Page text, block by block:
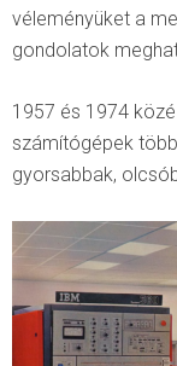
véleményüket a
gondolatok
1957 és 1974
számítógépek
gyorsabbak,